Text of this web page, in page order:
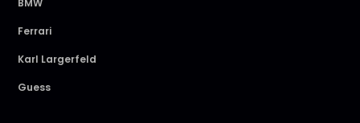
Ferrari
Karl Largerfeld
Guess